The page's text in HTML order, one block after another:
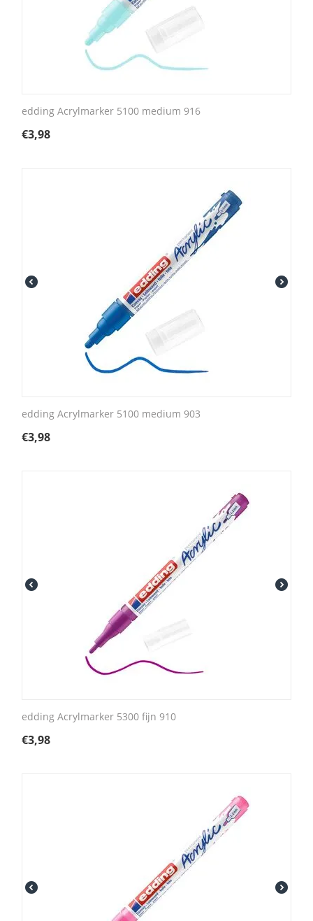
edding Acrylmarker 5100 medium 916
€3,98
edding Acrylmarker 5100 medium 903
€3,98
edding Acrylmarker 5300 fijn 910
€3,98